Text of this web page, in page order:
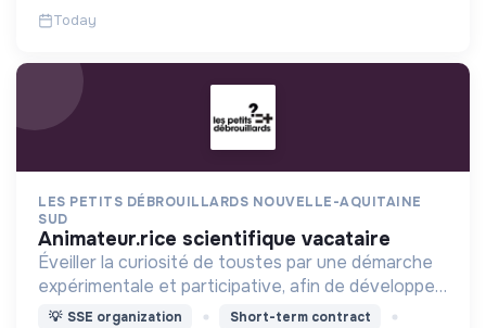
Today
LES PETITS DÉBROUILLARDS NOUVELLE-AQUITAINE
SUD
animateur.rice scientifique vacataire
Éveiller la curiosité de toustes par une démarche
expérimentale et participative, afin de développer
une culture scientifique et l’esprit critique.
💡 SSE organization Short-term contract